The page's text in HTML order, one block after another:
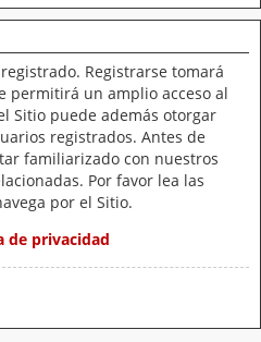
Registrarse tomará
permitirá un amplio acceso al
Sitio puede además otorgar
registrados. Antes de
familiarizado con nuestros
Por favor lea las
por el Sitio.
de privacidad